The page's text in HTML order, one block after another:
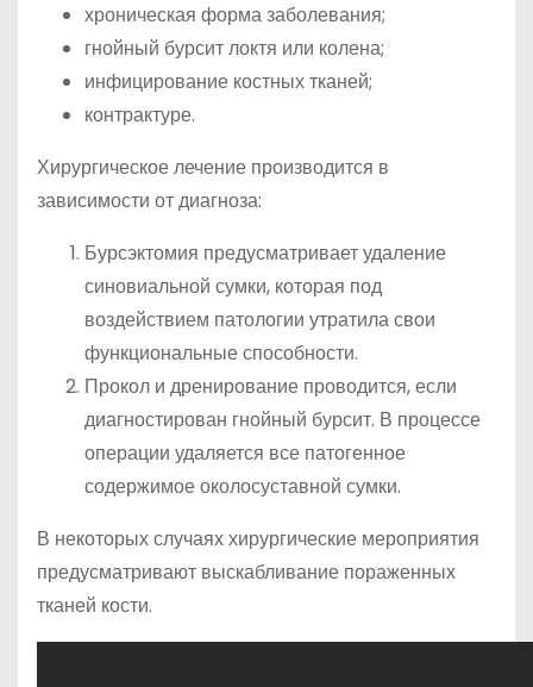
хроническая форма заболевания;
гнойный бурсит локтя или колена;
инфицирование костных тканей;
контрактуре.
Хирургическое лечение производится в
зависимости от диагноза:
Бурсэктомия предусматривает удаление
синовиальной сумки, которая под
воздействием патологии утратила свои
функциональные способности.
Прокол и дренирование проводится, если
диагностирован гнойный бурсит. В процессе
операции удаляется все патогенное
содержимое околосуставной сумки.
В некоторых случаях хирургические мероприятия
предусматривают выскабливание пораженных
тканей кости.